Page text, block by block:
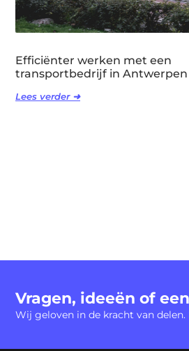
Efficiënter werken met een
transportbedrijf in Antwerpen
Lees verder ➜
Vragen, ideeën of
Wij geloven in de kracht van